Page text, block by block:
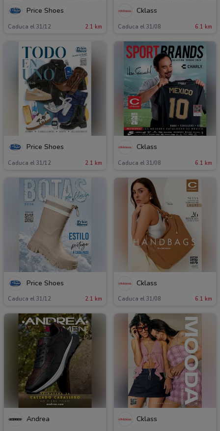
Price Shoes
Caduca el 31/12 2.1 km
Cklass
Caduca el 31/08 6.1 km
Price Shoes
Caduca el 31/12 2.1 km
Cklass
Caduca el 31/08 6.1 km
Price Shoes
Caduca el 31/12 2.1 km
Cklass
Caduca el 31/08 6.1 km
Andrea Cklass